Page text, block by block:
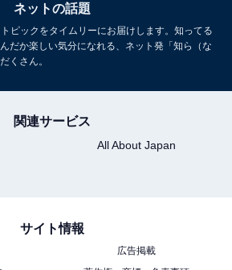
ネットの話題
ピックをタイムリーにお届けします。知ってる
だか楽しい気分になれる、ネット発「知ら（な
くさん。
関連サービス
All About Japan
サイト情報
広告掲載